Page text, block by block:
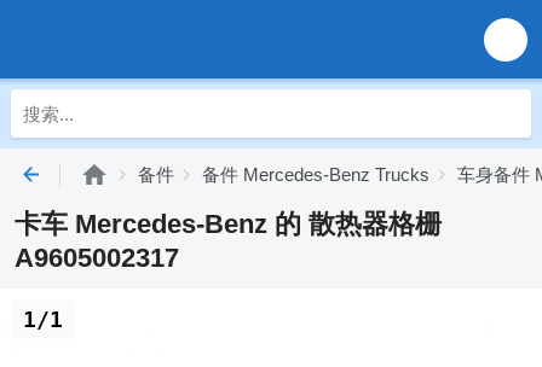
备件 备件 Mercedes-Benz Trucks 车身备件
卡车 Mercedes-Benz 的 散热器格栅
A9605002317
1/1